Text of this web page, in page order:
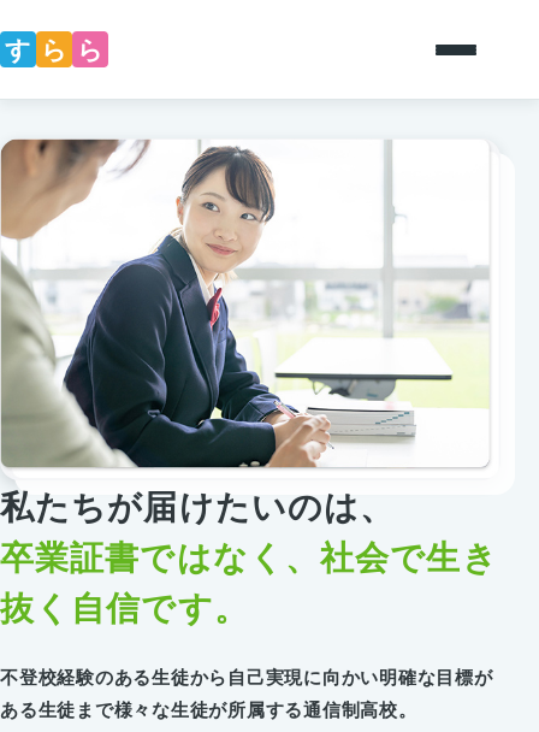
す ら ら
私たちが届けたいのは、
卒業証書ではなく、社会で生き
抜く自信です。
不登校経験のある生徒から自己実現に向かい明確な目標が
ある生徒まで様々な生徒が所属する通信制高校。